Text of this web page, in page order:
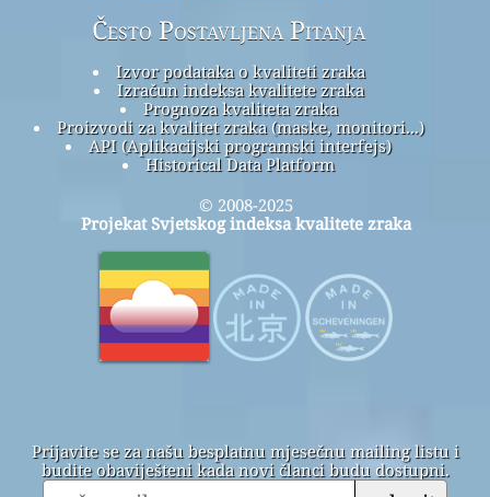
Često Postavljena Pitanja
Izvor podataka o kvaliteti zraka
Izračun indeksa kvalitete zraka
Prognoza kvaliteta zraka
Proizvodi za kvalitet zraka (maske, monitori...)
API (Aplikacijski programski interfejs)
Historical Data Platform
© 2008-2025
Projekat Svjetskog indeksa kvalitete zraka
Prijavite se za našu besplatnu mjesečnu mailing listu i
budite obaviješteni kada novi članci budu dostupni.